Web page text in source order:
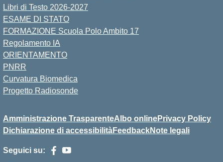
Libri di Testo 2026-2027
ESAME DI STATO
FORMAZIONE Scuola Polo Ambito 17
Regolamento IA
ORIENTAMENTO
PNRR
Curvatura Biomedica
Progetto Radiosonde
Amministrazione TrasparenteAlbo onlinePrivacy Policy
Dichiarazione di accessibilitàFeedbackNote legali
Seguici su: